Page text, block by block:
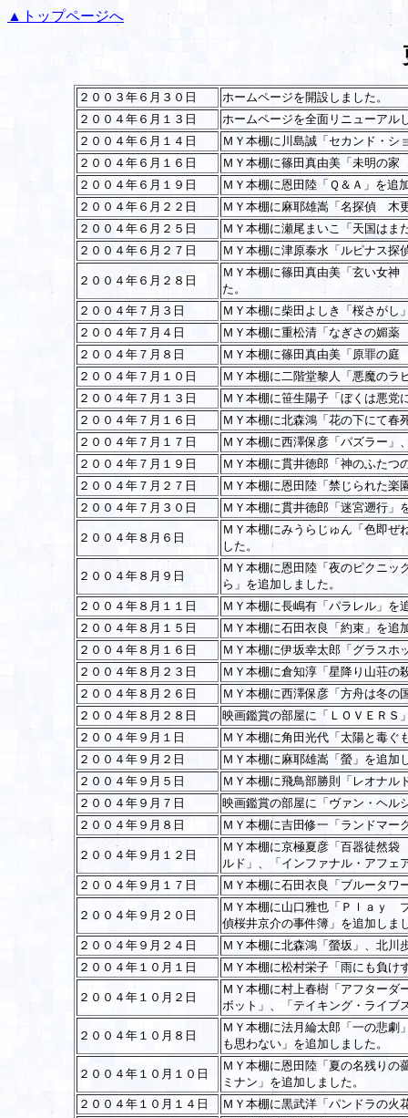
▲トップページへ
２００３年６月３０日
ホームページを開設しました。
２００４年６月１３日
ホームページを全面リニューアル
２００４年６月１４日
ＭＹ本棚に川島誠「セカンド・シ
２００４年６月１６日
ＭＹ本棚に篠田真由美「未明の
２００４年６月１９日
ＭＹ本棚に恩田陸「Ｑ＆Ａ」を追
２００４年６月２２日
ＭＹ本棚に麻耶雄嵩「名探偵 木
２００４年６月２５日
ＭＹ本棚に瀬尾まいこ「天国はま
２００４年６月２７日
ＭＹ本棚に津原泰水「ルピナス探
２００４年６月２８日
ＭＹ本棚に篠田真由美「玄い女
た。
２００４年７月３日
ＭＹ本棚に柴田よしき「桜さがし
２００４年７月４日
ＭＹ本棚に重松清「なぎさの媚
２００４年７月８日
ＭＹ本棚に篠田真由美「原罪の
２００４年７月１０日
ＭＹ本棚に二階堂黎人「悪魔のラ
２００４年７月１３日
ＭＹ本棚に笹生陽子「ぼくは悪党
２００４年７月１６日
ＭＹ本棚に北森鴻「花の下にて春
２００４年７月１７日
ＭＹ本棚に西澤保彦「パズラー」
２００４年７月１９日
ＭＹ本棚に貫井徳郎「神のふたつ
２００４年７月２７日
ＭＹ本棚に恩田陸「禁じられた
２００４年７月３０日
ＭＹ本棚に貫井徳郎「迷宮遡行」
２００４年８月６日
ＭＹ本棚にみうらじゅん「色即ぜ
した。
２００４年８月９日
ＭＹ本棚に恩田陸「夜のピクニッ
ら」を追加しました。
２００４年８月１１日
ＭＹ本棚に長嶋有「パラレル」を
２００４年８月１５日
ＭＹ本棚に石田衣良「約束」を追
２００４年８月１６日
ＭＹ本棚に伊坂幸太郎「グラスホ
２００４年８月２３日
ＭＹ本棚に倉知淳「星降り山荘の
２００４年８月２６日
ＭＹ本棚に西澤保彦「方舟は冬の
２００４年８月２８日
映画鑑賞の部屋に「ＬＯＶＥＲＳ
２００４年９月１日
ＭＹ本棚に角田光代「太陽と毒ぐ
２００４年９月２日
ＭＹ本棚に麻耶雄嵩「螢」を追加
２００４年９月５日
ＭＹ本棚に飛鳥部勝則「レオナル
２００４年９月７日
映画鑑賞の部屋に「ヴァン・ヘル
２００４年９月８日
ＭＹ本棚に吉田修一「ランドマー
２００４年９月１２日
ＭＹ本棚に京極夏彦「百器徒然
ルド」、「インファナル・アフェ
２００４年９月１７日
ＭＹ本棚に石田衣良「ブルータ
２００４年９月２０日
ＭＹ本棚に山口雅也「Ｐｌａｙ
偵桜井京介の事件簿」を追加しま
２００４年９月２４日
ＭＹ本棚に北森鴻「螢坂」、北川
２００４年１０月１日
ＭＹ本棚に松村栄子「雨にも負け
２００４年１０月２日
ＭＹ本棚に村上春樹「アフターダ
ボット」、「テイキング・ライ
２００４年１０月８日
ＭＹ本棚に法月綸太郎「一の悲劇
も思わない」を追加しました。
２００４年１０月１０日
ＭＹ本棚に恩田陸「夏の名残りの
ミナン」を追加しました。
２００４年１０月１４日
ＭＹ本棚に黒武洋「パンドラの